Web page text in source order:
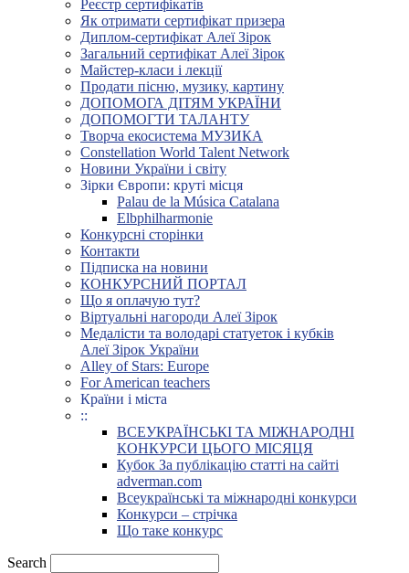
Реєстр сертифікатів
Як отримати сертифікат призера
Диплом-сертифікат Алеї Зірок
Загальний сертифікат Алеї Зірок
Майстер-класи і лекції
Продати пісню, музику, картину
ДОПОМОГА ДІТЯМ УКРАЇНИ
ДОПОМОГТИ ТАЛАНТУ
Творча екосистема МУЗИКА
Constellation World Talent Network
Новини України і світу
Зірки Європи: круті місця
Palau de la Música Catalana
Elbphilharmonie
Конкурсні сторінки
Контакти
Підписка на новини
КОНКУРСНИЙ ПОРТАЛ
Що я оплачую тут?
Віртуальні нагороди Алеї Зірок
Медалісти та володарі статуеток і кубків
Алеї Зірок України
Alley of Stars: Europe
For American teachers
Країни і міста
::
ВСЕУКРАЇНСЬКІ ТА МІЖНАРОДНІ
КОНКУРСИ ЦЬОГО МІСЯЦЯ
Кубок За публікацію статті на сайті
adverman.com
Всеукраїнські та міжнародні конкурси
Конкурси – стрічка
Що таке конкурс
Search